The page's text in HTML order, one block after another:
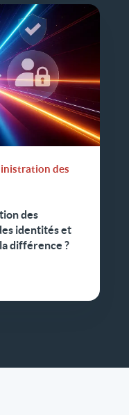
des
des
identités et
différence ?